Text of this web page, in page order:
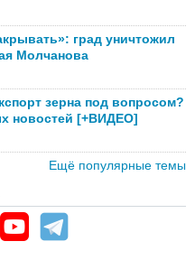
град уничтожил
Молчанова
зерна под вопросом?
новостей [+ВИДЕО]
Ещё популярные темы